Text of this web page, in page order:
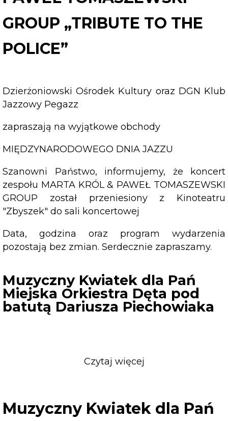
TOMASZEWSKI
GROUP
„TRIBUTE
GROUP „TRIBUTE TO THE
POLICE”
Dzierżoniowski Ośrodek Kultury oraz DGN Klub
Jazzowy Pegazz
zapraszają na wyjątkowe obchody
MIĘDZYNARODOWEGO DNIA JAZZU
Szanowni Państwo, informujemy, że koncert
zespołu MARTA KRÓL & PAWEŁ TOMASZEWSKI
GROUP został przeniesiony z Kinoteatru
"Zbyszek" do sali koncertowej
Data, godzina oraz program wydarzenia
pozostają bez zmian. Serdecznie zapraszamy.
Muzyczny Kwiatek dla Pań
Miejska Orkiestra Dęta pod
batutą Dariusza Piechowiaka
Czytaj więcej
dla
Pań
Muzyczny Kwiatek dla Pań